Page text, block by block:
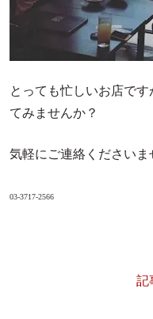
とっても忙しいお店で
てみませんか？
気軽にご連絡くださいま
03-3717-2566
記